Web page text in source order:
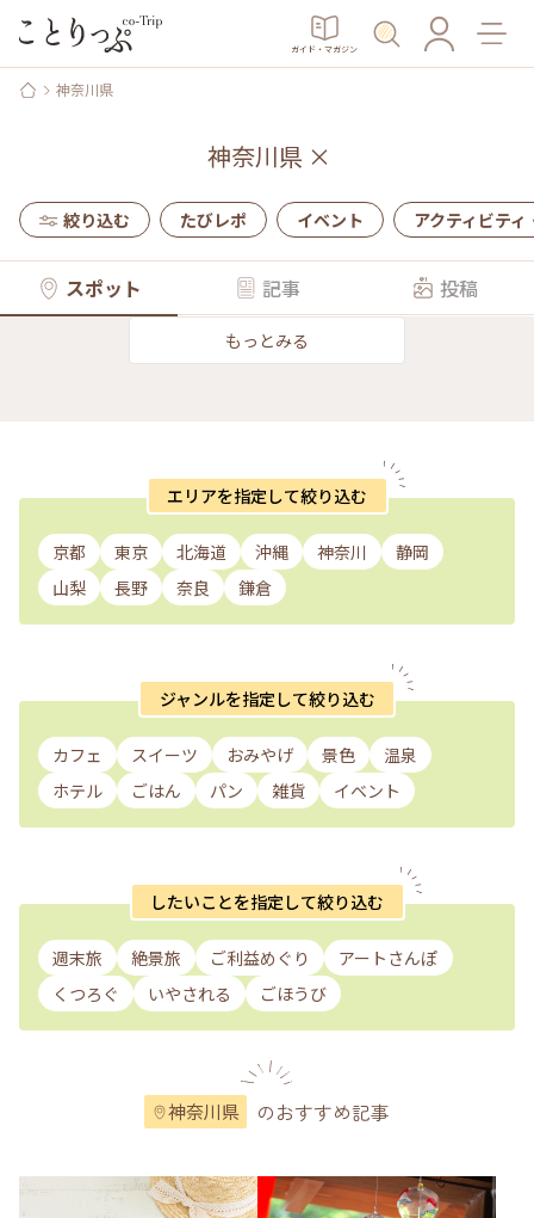
ガイド・マガジン
神奈川県
神奈川県 ×
絞り込む たびレポ イベント アクティビティ
スポット 記事 投稿
もっとみる
エリアを指定して絞り込む
京都 東京 北海道 沖縄 神奈川
静岡
山梨
長野 奈良 鎌倉
ジャンルを指定して絞り込む
カフェ スイーツ おみやげ 景色
温泉
ホテル
ごはん パン 雑貨 イベント
したいことを指定して絞り込む
週末旅 絶景旅 ご利益めぐり
アートさんぽ
くつろぐ
いやされる ごほうび
神奈川県 のおすすめ記事